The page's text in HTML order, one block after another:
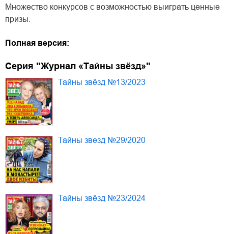
Множество конкурсов с возможностью выиграть ценные
призы.
Полная версия:
Серия "Журнал «Тайны звёзд»"
Тайны звёзд №13/2023
Тайны звезд №29/2020
Тайны звёзд №23/2024